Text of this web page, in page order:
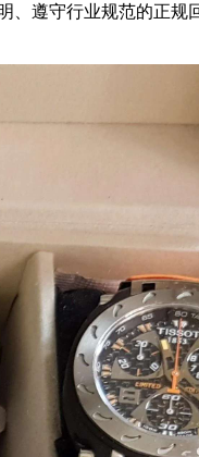
、遵守行业规范的正规